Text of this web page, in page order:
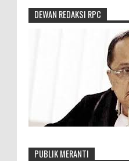
DEWAN REDAKSI RPC
PUBLIK MERANTI